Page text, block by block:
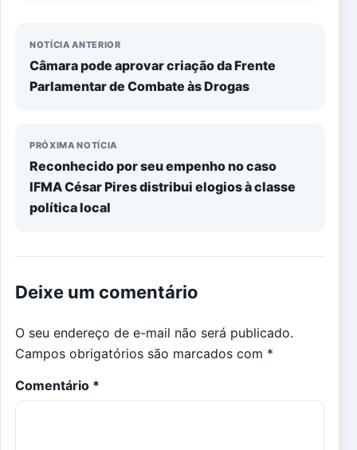
NOTÍCIA ANTERIOR
Câmara pode aprovar criação da Frente
Parlamentar de Combate às Drogas
PRÓXIMA NOTÍCIA
Reconhecido por seu empenho no caso
IFMA César Pires distribui elogios à classe
política local
Deixe um comentário
O seu endereço de e-mail não será publicado.
Campos obrigatórios são marcados com *
Comentário *